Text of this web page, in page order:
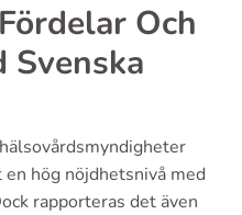
Och
Svenska
hög nöjdhetsnivå med
rapporteras det även